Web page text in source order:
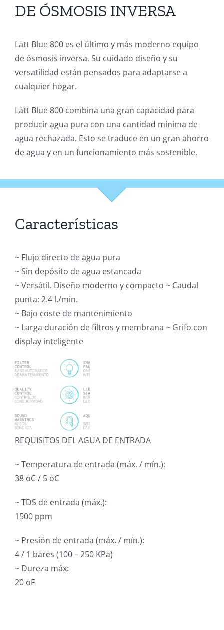
DE ÓSMOSIS INVERSA
Lätt Blue 800 es el último y más moderno equipo
de ósmosis inversa. Su cuidado diseño y su
versatilidad están pensados para adaptarse a
cualquier hogar.
Lätt Blue 800 combina una gran capacidad para
producir agua pura con una cantidad mínima de
agua rechazada. Esto se traduce en un gran ahorro
de agua y en un funcionamiento más sostenible.
Características
~ Flujo directo de agua pura
~ Sin depósito de agua estancada
~ Versátil. Diseño moderno y compacto ~ Caudal
punta: 2.4 l./min.
~ Bajo coste de mantenimiento
~ Larga duración de filtros y membrana ~ Grifo con
display inteligente
REQUISITOS DEL AGUA DE ENTRADA
~ Temperatura de entrada (máx. / mín.):
38 oC / 5 oC
~ TDS de entrada (máx.):
1500 ppm
~ Presión de entrada (máx. / mín.):
4 / 1 bares (100 – 250 KPa)
~ Dureza máx:
20 oF